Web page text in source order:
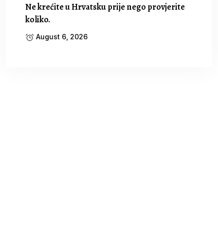
Ne krećite u Hrvatsku prije nego provjerite
koliko.
August 6, 2026